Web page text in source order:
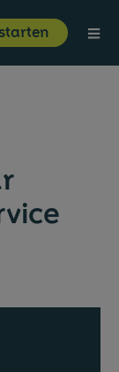
starten ⋮